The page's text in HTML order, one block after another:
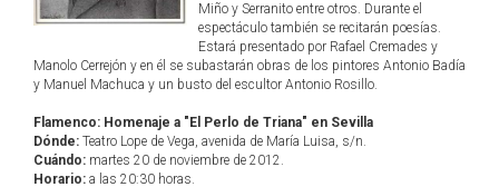
Miño y Serranito entre otros. Durante el
espectáculo también se recitarán poesías.
Estará presentado por Rafael Cremades y
Manolo Cerrejón y en él se subastarán obras de los pintores Antonio Badía
y Manuel Machuca y un busto del escultor Antonio Rosillo.
Flamenco: Homenaje a "El Perlo de Triana" en Sevilla
Dónde: Teatro Lope de Vega, avenida de María Luisa, s/n.
Cuándo: martes 20 de noviembre de 2012.
Horario: a las 20:30 horas.